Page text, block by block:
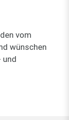
vom
wünschen
und